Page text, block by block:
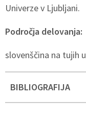
Univerze v Ljubljani.
Področja delovanja:
slovenščina na tujih
BIBLIOGRAFIJA